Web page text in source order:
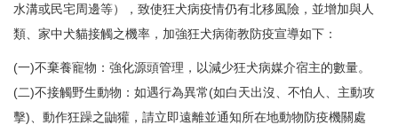
水溝或民宅周邊等），致使狂犬病疫情仍有北移風險，並增加與人
類、家中犬貓接觸之機率，加強狂犬病衛教防疫宣導如下：
(一)不棄養寵物：強化源頭管理，以減少狂犬病媒介宿主的數量。
(二)不接觸野生動物：如遇行為異常(如白天出沒、不怕人、主動攻
擊)、動作狂躁之鼬獾，請立即遠離並通知所在地動物防疫機關處